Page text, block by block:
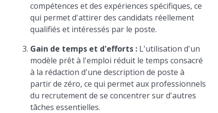
compétences et des expériences spécifiques, ce
qui permet d'attirer des candidats réellement
qualifiés et intéressés par le poste.
Gain de temps et d'efforts : L'utilisation d'un
modèle prêt à l'emploi réduit le temps consacré
à la rédaction d'une description de poste à
partir de zéro, ce qui permet aux professionnels
du recrutement de se concentrer sur d'autres
tâches essentielles.